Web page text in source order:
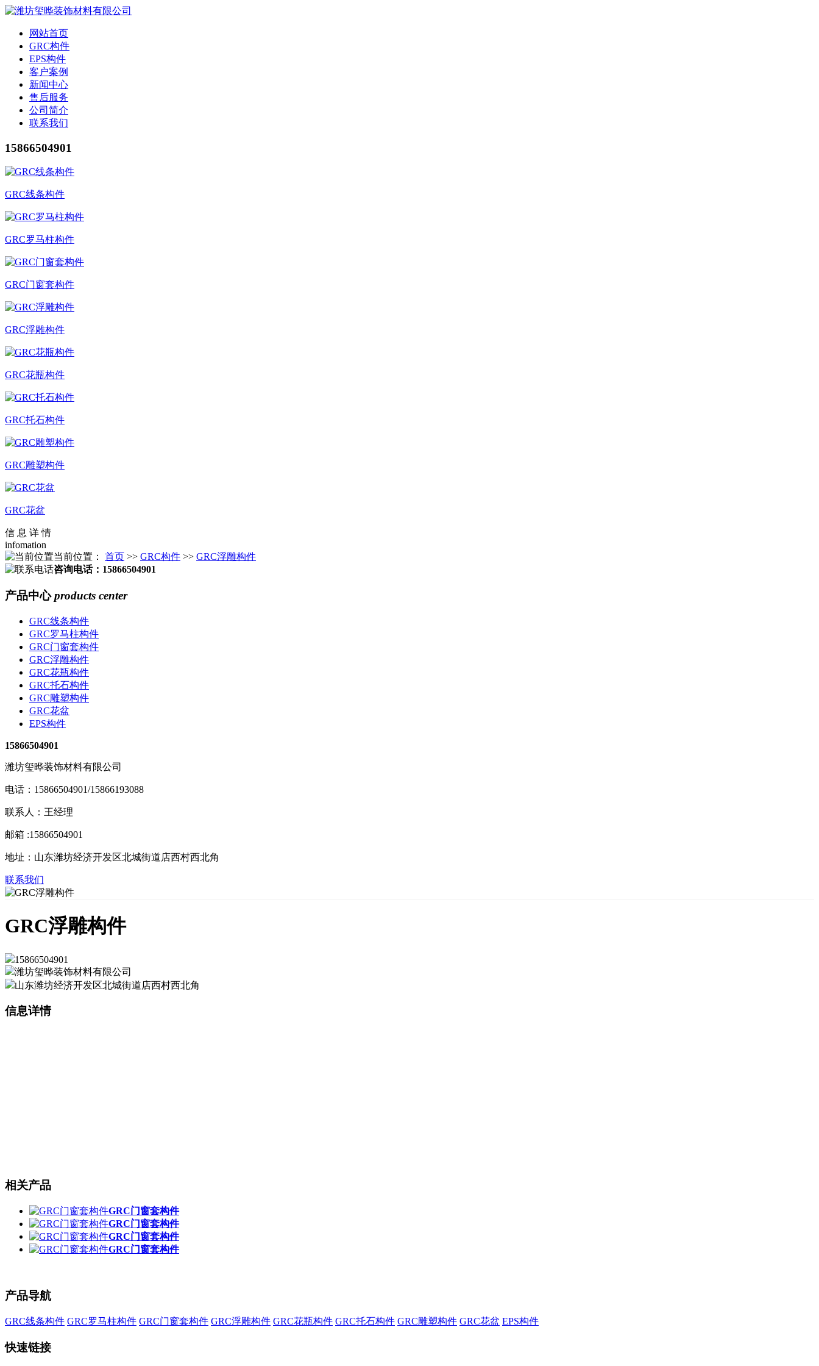
网站首页
GRC构件
EPS构件
客户案例
新闻中心
售后服务
公司简介
联系我们
15866504901
GRC线条构件
GRC罗马柱构件
GRC门窗套构件
GRC浮雕构件
GRC花瓶构件
GRC托石构件
GRC雕塑构件
GRC花盆
信 息 详 情
infomation
当前位置： 首页 >> GRC构件 >> GRC浮雕构件
咨询电话：15866504901
产品中心products center
GRC线条构件
GRC罗马柱构件
GRC门窗套构件
GRC浮雕构件
GRC花瓶构件
GRC托石构件
GRC雕塑构件
GRC花盆
EPS构件
15866504901
潍坊玺晔装饰材料有限公司
电话：15866504901/15866193088
联系人：王经理
邮箱 :15866504901
地址：山东潍坊经济开发区北城街道店西村西北角
联系我们
GRC浮雕构件
15866504901
潍坊玺晔装饰材料有限公司
山东潍坊经济开发区北城街道店西村西北角
信息详情
相关产品
GRC门窗套构件
GRC门窗套构件
GRC门窗套构件
GRC门窗套构件
产品导航
GRC线条构件 GRC罗马柱构件 GRC门窗套构件 GRC浮雕构件 GRC花瓶构件 GRC托石构件 GRC雕塑构件 GRC花盆 EPS构件
快速链接